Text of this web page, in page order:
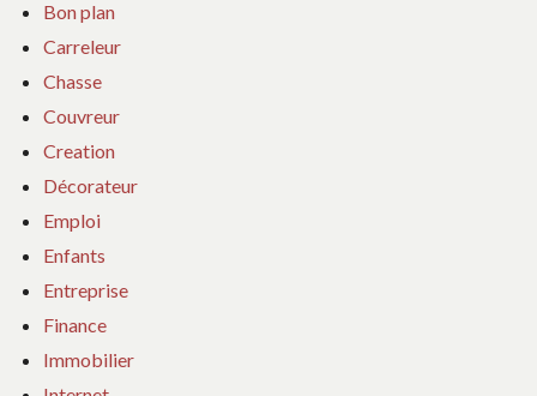
Bon plan
Carreleur
Chasse
Couvreur
Creation
Décorateur
Emploi
Enfants
Entreprise
Finance
Immobilier